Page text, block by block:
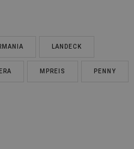
LANDECK
MPREIS PENNY